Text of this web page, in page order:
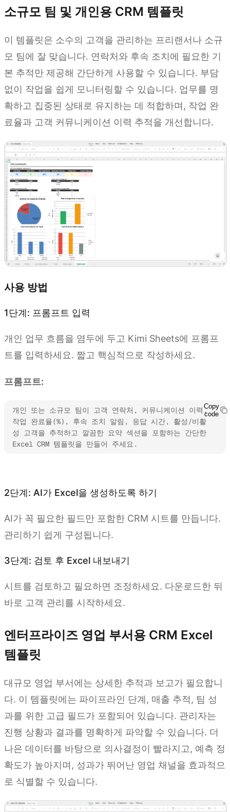
소규모 팀 및 개인용 CRM 템플릿
이 템플릿은 소수의 고객을 관리하는 프리랜서나 소규
모 팀에 잘 맞습니다. 연락처와 후속 조치에 필요한 기
본 추적만 제공해 간단하게 사용할 수 있습니다. 부담
없이 작업을 쉽게 모니터링할 수 있습니다. 업무를 명
확하고 집중된 상태로 유지하는 데 적합하며, 작업 완
료율과 고객 커뮤니케이션 이력 추적을 개선합니다.
사용 방법
1단계: 프롬프트 입력
개인 업무 흐름을 염두에 두고 Kimi Sheets에 프롬프
트를 입력하세요. 짧고 핵심적으로 작성하세요.
프롬프트:
개인 또는 소규모 팀이 고객 연락처, 커뮤니케이션 이력,
작업 완료율(%), 후속 조치 알림, 응답 시간, 활성/비활
성 고객을 추적하고 깔끔한 요약 섹션을 포함하는 간단한
Excel CRM 템플릿을 만들어 주세요.
Copy
code
2단계: AI가 Excel을 생성하도록 하기
AI가 꼭 필요한 필드만 포함한 CRM 시트를 만듭니다.
관리하기 쉽게 구성됩니다.
3단계: 검토 후 Excel 내보내기
시트를 검토하고 필요하면 조정하세요. 다운로드한 뒤
바로 고객 관리를 시작하세요.
엔터프라이즈 영업 부서용 CRM Excel
템플릿
대규모 영업 부서에는 상세한 추적과 보고가 필요합니
다. 이 템플릿에는 파이프라인 단계, 매출 추적, 팀 성
과를 위한 고급 필드가 포함되어 있습니다. 관리자는
진행 상황과 결과를 명확하게 파악할 수 있습니다. 더
나은 데이터를 바탕으로 의사결정이 빨라지고, 예측 정
확도가 높아지며, 성과가 뛰어난 영업 채널을 효과적으
로 식별할 수 있습니다.